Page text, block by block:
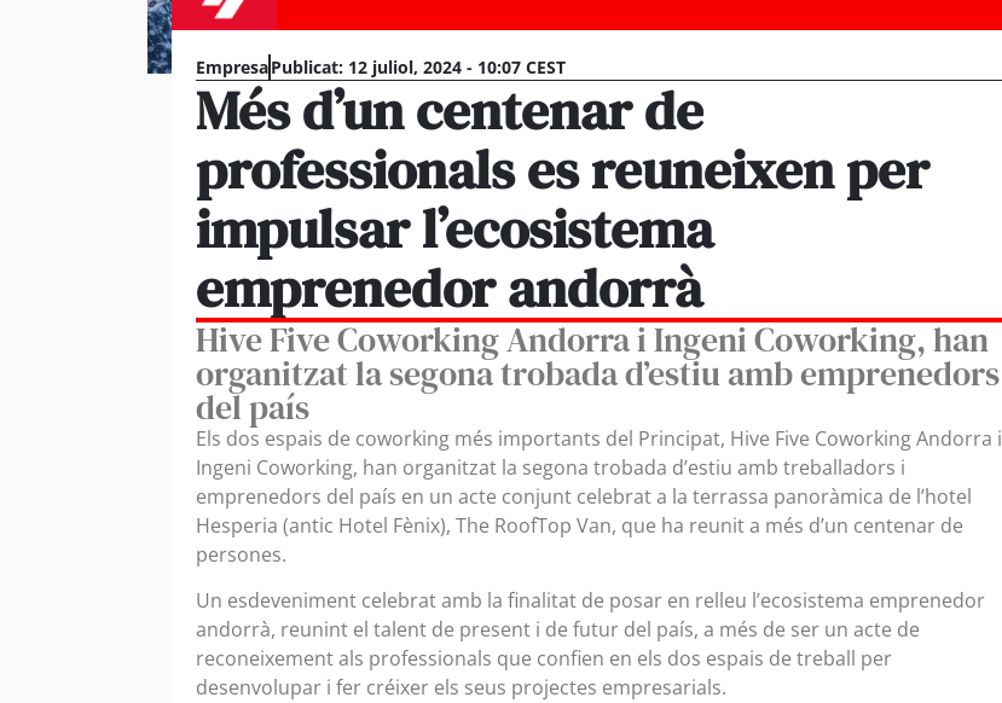
EmpresaPublicat: 12 juliol, 2024 - 10:07 CEST
Més d’un centenar de
professionals es reuneixen per
impulsar l’ecosistema
emprenedor andorrà
Hive Five Coworking Andorra i Ingeni Coworking, han
organitzat la segona trobada d’estiu amb emprenedors
del país
Els dos espais de coworking més importants del Principat, Hive Five Coworking Andorra i
Ingeni Coworking, han organitzat la segona trobada d’estiu amb treballadors i
emprenedors del país en un acte conjunt celebrat a la terrassa panoràmica de l’hotel
Hesperia (antic Hotel Fènix), The RoofTop Van, que ha reunit a més d’un centenar de
persones.
Un esdeveniment celebrat amb la finalitat de posar en relleu l’ecosistema emprenedor
andorrà, reunint el talent de present i de futur del país, a més de ser un acte de
reconeixement als professionals que confien en els dos espais de treball per
desenvolupar i fer créixer els seus projectes empresarials.